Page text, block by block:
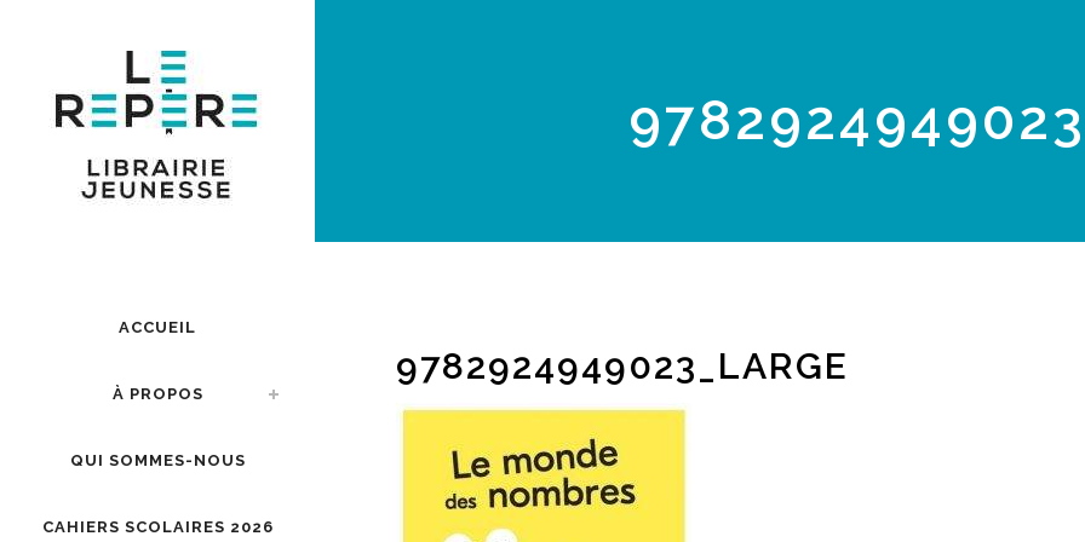
ACCUEIL
À PROPOS
QUI SOMMES-NOUS
CAHIERS SCOLAIRES 2026
9782924949023_LARGE